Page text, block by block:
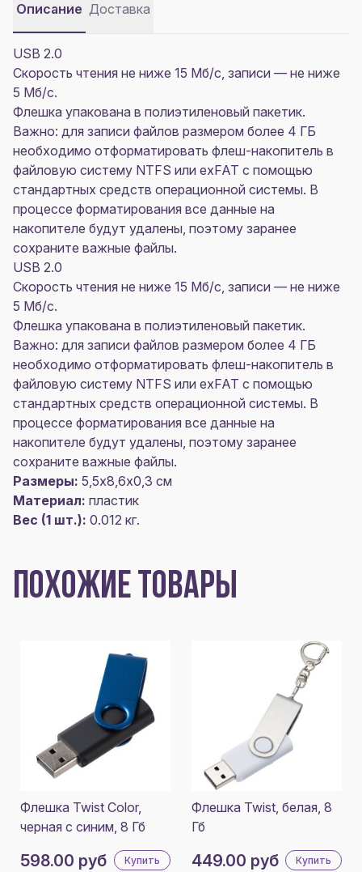
Описание Доставка
USB 2.0
Скорость чтения не ниже 15 Мб/с, записи — не ниже
5 Мб/с.
Флешка упакована в полиэтиленовый пакетик.
Важно: для записи файлов размером более 4 ГБ
необходимо отформатировать флеш-накопитель в
файловую систему NTFS или exFAT с помощью
стандартных средств операционной системы. В
процессе форматирования все данные на
накопителе будут удалены, поэтому заранее
сохраните важные файлы.
USB 2.0
Скорость чтения не ниже 15 Мб/с, записи — не ниже
5 Мб/с.
Флешка упакована в полиэтиленовый пакетик.
Важно: для записи файлов размером более 4 ГБ
необходимо отформатировать флеш-накопитель в
файловую систему NTFS или exFAT с помощью
стандартных средств операционной системы. В
процессе форматирования все данные на
накопителе будут удалены, поэтому заранее
сохраните важные файлы.
Размеры: 5,5х8,6х0,3 см
Материал: пластик
Вес (1 шт.): 0.012 кг.
ПОХОЖИЕ ТОВАРЫ
Флешка Twist Color,
черная с синим, 8 Гб
598.00 руб Купить
Флешка Twist, белая, 8
Гб
449.00 руб Купить